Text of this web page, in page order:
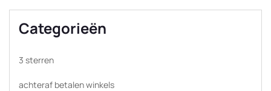
Categorieën
3 sterren
achteraf betalen winkels